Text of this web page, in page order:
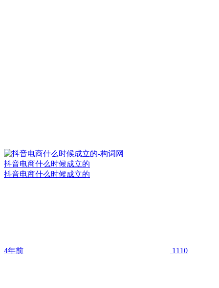
抖音电商什么时候成立的
抖音电商什么时候成立的
4年前 1110